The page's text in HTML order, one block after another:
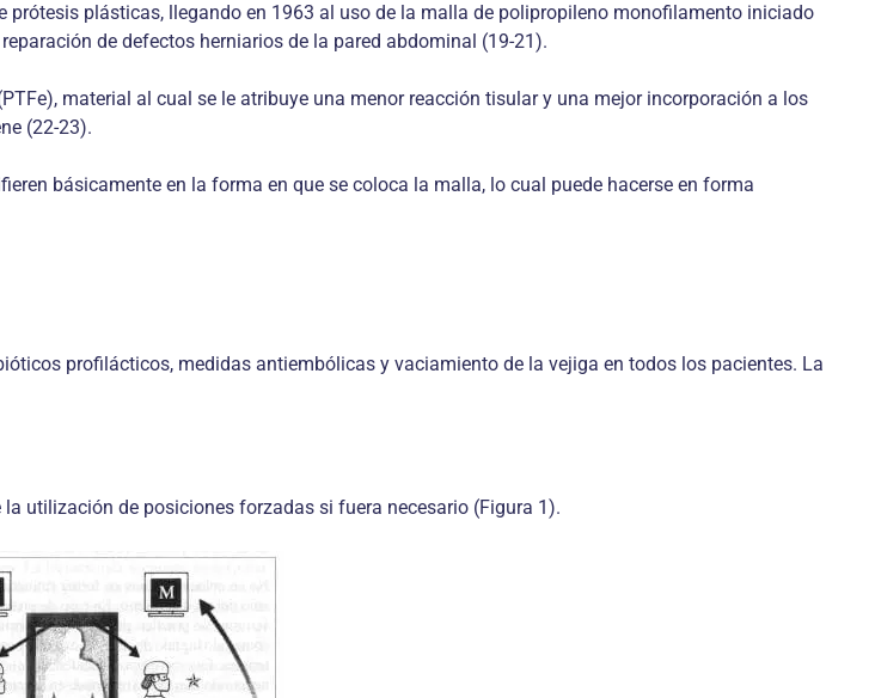
plásticas, llegando en 1963 al uso de la malla de polipropileno monofilamento iniciado
de defectos herniarios de la pared abdominal (19-21).
material al cual se le atribuye una menor reacción tisular y una mejor incorporación a los
(22-23).
básicamente en la forma en que se coloca la malla, lo cual puede hacerse en forma
profilácticos, medidas antiembólicas y vaciamiento de la vejiga en todos los pacientes. La
utilización de posiciones forzadas si fuera necesario (Figura 1).